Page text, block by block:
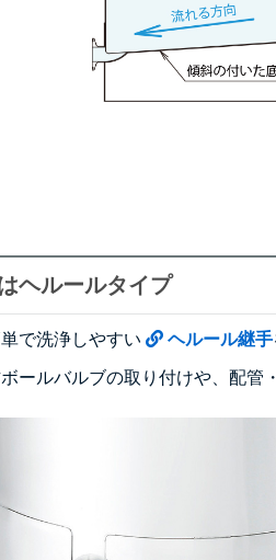
ヘルールタイプ
で洗浄しやすい ヘルール継手
ールバルブの取り付けや、配管